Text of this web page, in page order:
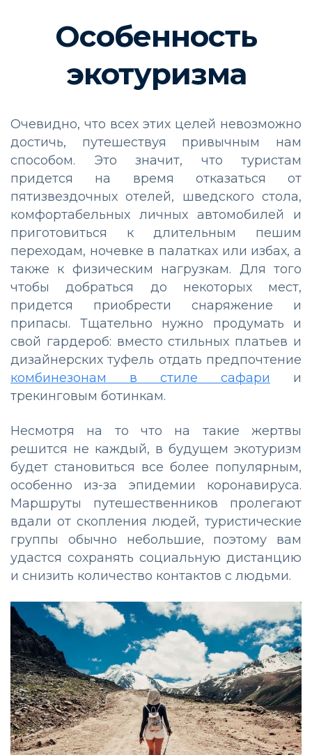
Особенность
экотуризма
Очевидно, что всех этих целей невозможно
достичь, путешествуя привычным нам
способом. Это значит, что туристам
придется на время отказаться от
пятизвездочных отелей, шведского стола,
комфортабельных личных автомобилей и
приготовиться к длительным пешим
переходам, ночевке в палатках или избах, а
также к физическим нагрузкам. Для того
чтобы добраться до некоторых мест,
придется приобрести снаряжение и
припасы. Тщательно нужно продумать и
свой гардероб: вместо стильных платьев и
дизайнерских туфель отдать предпочтение
комбинезонам в стиле сафари и
трекинговым ботинкам.
Несмотря на то что на такие жертвы
решится не каждый, в будущем экотуризм
будет становиться все более популярным,
особенно из-за эпидемии коронавируса.
Маршруты путешественников пролегают
вдали от скопления людей, туристические
группы обычно небольшие, поэтому вам
удастся сохранять социальную дистанцию
и снизить количество контактов с людьми.